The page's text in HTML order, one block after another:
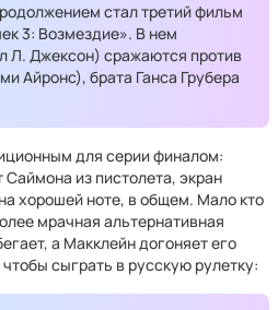
стал третий фильм
3: Возмездие». В нем
Л. Джексон) сражаются против
Айронс), брата Ганса Грубера
для серии финалом:
из пистолета, экран
хорошей ноте, в общем. Мало кто
мрачная альтернативная
а Макклейн догоняет его
сыграть в русскую рулетку: